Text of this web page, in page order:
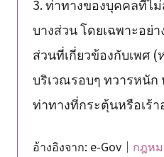
3. ท่าทางของบุคคลที่ไ
บางส่วน โดยเฉพาะอย่า
ส่วนที่เกี่ยวข้องกับเพศ
บริเวณรอบๆ ทวารหนัก
ท่าทางที่กระตุ้นหรือเร้
อ้างอิงจาก: e-Gov｜ กฎหม